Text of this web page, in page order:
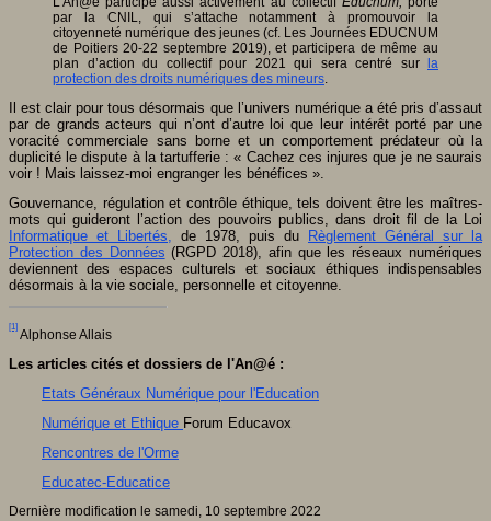
par la CNIL, qui s’attache notamment à promouvoir la
citoyenneté numérique des jeunes (cf. Les Journées EDUCNUM
de Poitiers 20-22 septembre 2019), et participera de même au
plan d’action du collectif pour 2021 qui sera centré sur la
protection des droits numériques des mineurs
Il est clair pour tous désormais que l’univers numérique a été pris d’assaut
par de grands acteurs qui n’ont d’autre loi que leur intérêt porté par une
voracité commerciale sans borne et un comportement prédateur où la
duplicité le dispute à la tartufferie : « Cachez ces injures que je ne saurais
voir ! Mais laissez-moi engranger les bénéfices ».
Gouvernance, régulation et contrôle éthique, tels doivent être les maîtres-
mots qui guideront l’action des pouvoirs publics, dans droit fil de la Loi
Informatique et Libertés,
de 1978, puis du Règlement Général sur la
Protection des Données (RGPD 2018), afin que les réseaux numériques
deviennent des espaces culturels et sociaux éthiques indispensables
désormais à la vie sociale, personnelle et citoyenne.
[1]
Alphonse Allais
Les articles cités et dossiers de l'An@é :
Etats Généraux Numérique pour l'Education
Numérique et Ethique Forum Educavox
Rencontres de l'Orme
Educatec-Educatice
Dernière modification le samedi, 10 septembre 2022